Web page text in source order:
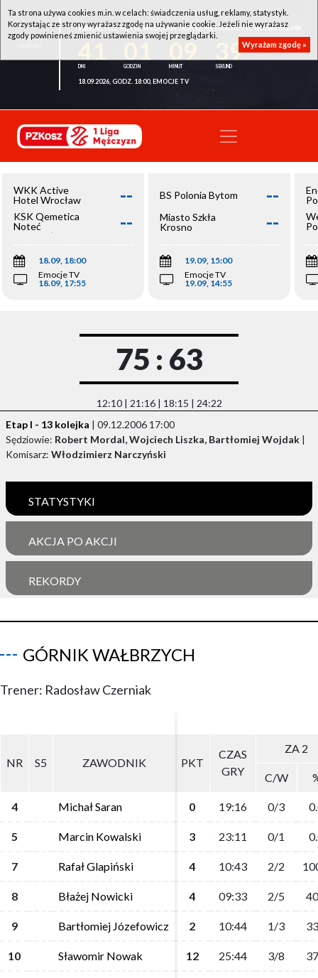
WKK ACTIVE HOTEL WROCŁAW - KSK QEMETICA NOTEĆ INOWROCŁAW
39
18.09.2026, GODZ. 18:00, EMOCJE TV
WKK Active
Hotel Wrocław
--
KSK Qemetica
Noteć
Inowrocław
--
18.09, 18:00
Emocje TV
18.09, 17:55
BS Polonia Bytom --
Miasto Szkła
Krosno
--
19.09, 15:00
Emocje TV
19.09, 14:55
75 : 63
12:10 | 21:16 | 18:15 | 24:22
Etap I - 13 kolejka | 09.12.2006 17:00
Sędziowie: Robert Mordal, Wojciech Liszka, Bartłomiej Wojdak |
Komisarz: Włodzimierz Narczyński
STATYSTYKI
AKCJA PO AKCJI
REKORDY
GÓRNIK WAŁBRZYCH
Trener: Radosław Czerniak
NR S5 ZAWODNIK PKT
CZAS
GRY
ZA 2
C/W
4 Michał Saran 0 19:16 0/3
5 Marcin Kowalski 3 23:11 0/1
7 Rafał Glapiński 4 10:43 2/2
8 Błażej Nowicki 4 09:33 2/5
9 Bartłomiej Józefowicz 2 10:44 1/3
10 Sławomir Nowak 12 25:44 3/8
NR S5 ZAWODNIK PKT
CZAS
GRY
ZA 2
C/W
4 Michał Saran 0 19:16 0/3
5 Marcin Kowalski 3 23:11 0/1
7 Rafał Glapiński 4 10:43 2/2
8 Błażej Nowicki 4 09:33 2/5
9 Bartłomiej Józefowicz 2 10:44 1/3
10 Sławomir Nowak 12 25:44 3/8
Ta strona używa cookies m.in. w celach: świadczenia usług, reklamy, statystyk.
Korzystając ze strony wyrażasz zgodę na używanie cookie. Jeżeli nie wyrażasz
zgody powinieneś zmienić ustawienia swojej przeglądarki.
Wyrażam zgodę »